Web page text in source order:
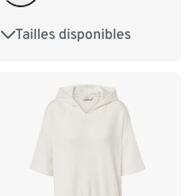
Tailles disponibles
S 36/38 M 40/42
XXL 52/54